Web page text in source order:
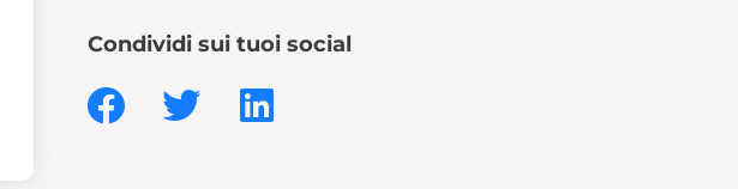
Condividi sui tuoi social